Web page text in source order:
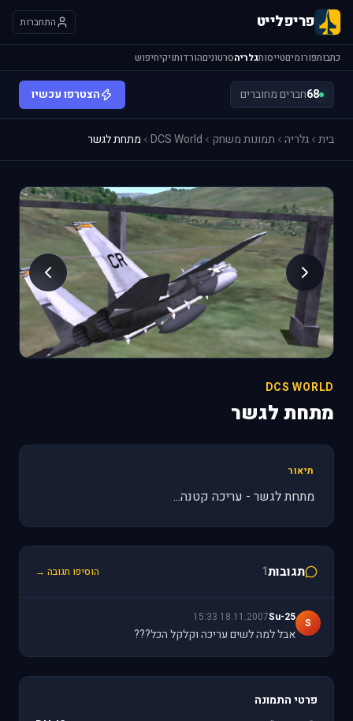
פריפלייט התחברות
כתבותפורומיםטייסותגלריהסרטוניםהורדותויקיחיפוש
68חברים מחוברים הצטרפו עכשיו
בית גלריה תמונות משחק DCS World מתחת לגשר
DCS WORLD
מתחת לגשר
תיאור
מתחת לגשר - עריכה קטנה...
תגובות1 הוסיפו תגובה →
S
Su-25
18.11.2007 15:33
אבל למה לשים עריכה וקלקל הכל???
פרטי התמונה